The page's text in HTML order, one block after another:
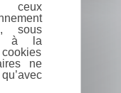
ceux
sous
à la
cookies
ne